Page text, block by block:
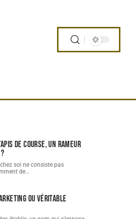
de course, un rameur
soi ne consiste pas
de…
ou véritable